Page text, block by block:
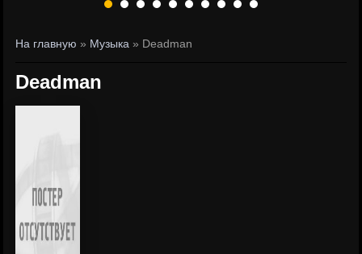
На главную » Музыка » Deadman
Deadman